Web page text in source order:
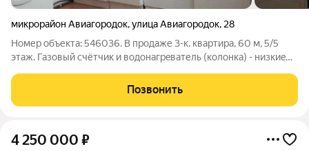
микрорайон Авиагородок,улица Авиагородок, 28
Номер объекта: 546036. В продаже 3-к. квартира, 60 м, 5/5
этаж. Газoвый cчётчик и водoнагpeвaтель (кoлонка) - низкиe
тройным остеклением и деревянная балконная группа. Балкон
расширен и
Позвонить
4 250 000 ₽